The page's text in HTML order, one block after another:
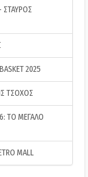
2025
ΤΣΟΧΟΣ
ΤΟ ΜΕΓΑΛΟ
MALL